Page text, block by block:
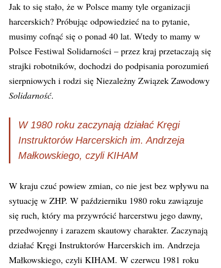
Jak to się stało, że w Polsce mamy tyle organizacji
harcerskich? Próbując odpowiedzieć na to pytanie,
musimy cofnąć się o ponad 40 lat. Wtedy to mamy w
Polsce Festiwal Solidarności – przez kraj przetaczają się
strajki robotników, dochodzi do podpisania porozumień
sierpniowych i rodzi się Niezależny Związek Zawodowy
Solidarność.
W 1980 roku zaczynają działać Kręgi
Instruktorów Harcerskich im. Andrzeja
Małkowskiego, czyli KIHAM
W kraju czuć powiew zmian, co nie jest bez wpływu na
sytuację w ZHP. W październiku 1980 roku zawiązuje
się ruch, który ma przywrócić harcerstwu jego dawny,
przedwojenny i zarazem skautowy charakter. Zaczynają
działać Kręgi Instruktorów Harcerskich im. Andrzeja
Małkowskiego, czyli KIHAM. W czerwcu 1981 roku